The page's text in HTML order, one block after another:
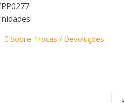
Sobre Trocas / Devoluções